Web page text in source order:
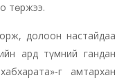
төржээ.
долоон настайдаа
ард түмний гандан
г амтархан